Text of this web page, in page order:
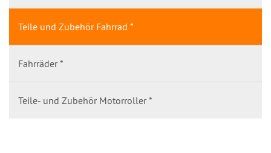
Teile und Zubehör Fahrrad *
Fahrräder *
Teile- und Zubehör Motorroller *